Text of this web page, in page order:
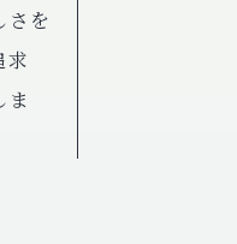
さを
求